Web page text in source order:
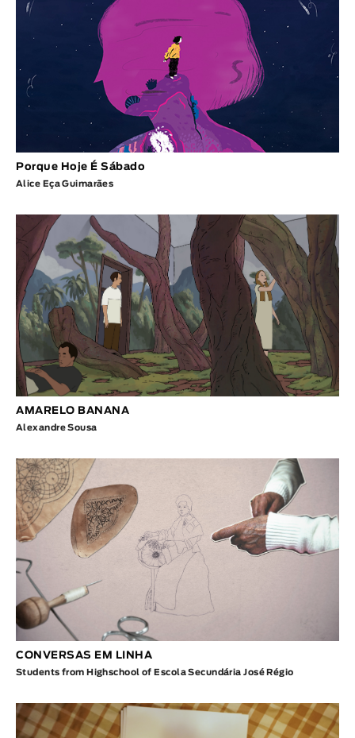
Porque Hoje É Sábado
Alice Eça Guimarães
AMARELO BANANA
Alexandre Sousa
CONVERSAS EM LINHA
Students from Highschool of Escola Secundária José Régio